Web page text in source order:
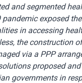
and segmented
pandemic exposed
in accessing
the construction
via a PPP
proposed
governments in